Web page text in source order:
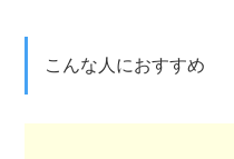
こんな人におすすめ